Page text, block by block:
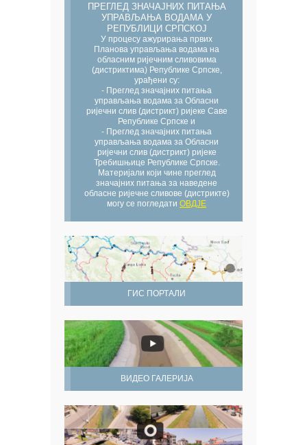
ПРЕГЛЕД ЗНАЧАЈНИХ ПИТАЊА
УПРАВЉАЊА ВОДАМА У
РЕПУБЛИЦИ СРПСКОЈ
У процесу ажурирања првих
Планова управљања водама на
обласним ријечним сливовима
(дистриктима) Републике Српске,
урађени су:
- Преглед значајних питања
управљања водама за Обласни
ријечни слив (дистрикт) ријеке Саве
Републике Српске и
- Преглед значајних питања
управљања водама за Обласни
ријечни слив (дистрикт) ријеке
Требишњице Републике Српске.
Материјали који чине преглед
значајних питања за наведене
обласне ријечне сливове (дистрикте)
могу се погледати ОВДЈЕ
ГИС ПОРТАЛИ
ВИДЕО ГАЛЕРИЈА